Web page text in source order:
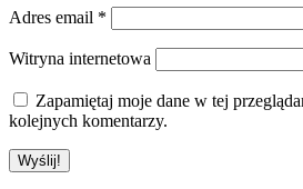
Adres email *
Witryna internetowa
Zapamiętaj moje dane w tej
kolejnych komentarzy.